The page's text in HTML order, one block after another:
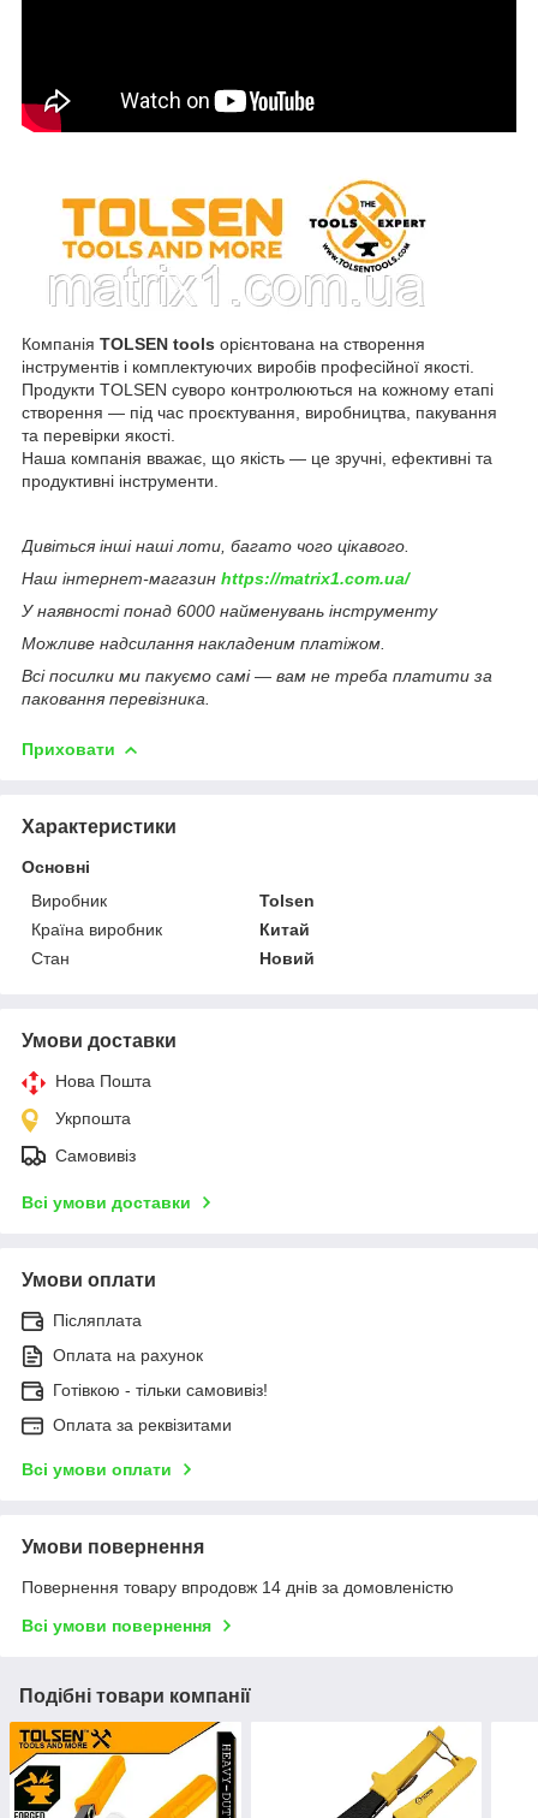
Компанія TOLSEN tools орієнтована на створення
інструментів і комплектуючих виробів професійної якості.
Продукти TOLSEN суворо контролюються на кожному етапі
створення — під час проєктування, виробництва, пакування
та перевірки якості.
Наша компанія вважає, що якість — це зручні, ефективні та
продуктивні інструменти.
Дивіться інші наші лоти, багато чого цікавого.
Наш інтернет-магазин https://matrix1.com.ua/
У наявності понад 6000 найменувань інструменту
Можливе надсилання накладеним платіжом.
Всі посилки ми пакуємо самі — вам не треба платити за
паковання перевізника.
Приховати
Характеристики
Основні
Виробник
Tolsen
Країна виробник
Китай
Стан
Новий
Умови доставки
Нова Пошта
Укрпошта
Самовивіз
Всі умови доставки
Умови оплати
Післяплата
Оплата на рахунок
Готівкою - тільки самовивіз!
Оплата за реквізитами
Всі умови оплати
Умови повернення
Повернення товару впродовж 14 днів за домовленістю
Всі умови повернення
Подібні товари компанії